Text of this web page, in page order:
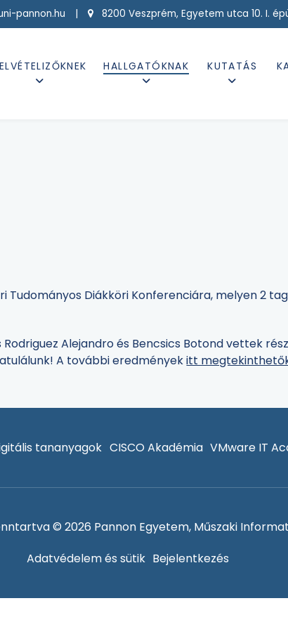
pannon.hu | 8200 Veszprém, Egyetem utca 10. I.
HALLGATÓKNAK KUTATÁS
Tudományos Diákköri Konferenciára, melyen 2
Alejandro és Bencsics Botond vettek
A további eredményekitt
tananyagok CISCO Akadémia VMware IT
© 2026 Pannon Egyetem, Műszaki
Adatvédelem és sütik Bejelentkezés